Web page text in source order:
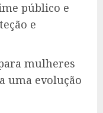
público e
e
mulheres
uma evolução